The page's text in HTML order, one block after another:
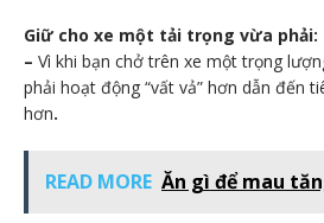
Giữ cho xe một tải trọng vừa phải:
– Vì khi bạn chở trên xe một trọng
phải hoạt động “vất vả” hơn dẫn đến
hơn.
READ MORE Ăn gì để mau